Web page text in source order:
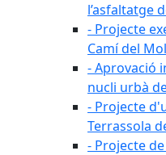
l’asfaltatge
- Projecte
Camí del
- Aprovació
nucli urbà
- Projecte
Terrassola
- Projecte